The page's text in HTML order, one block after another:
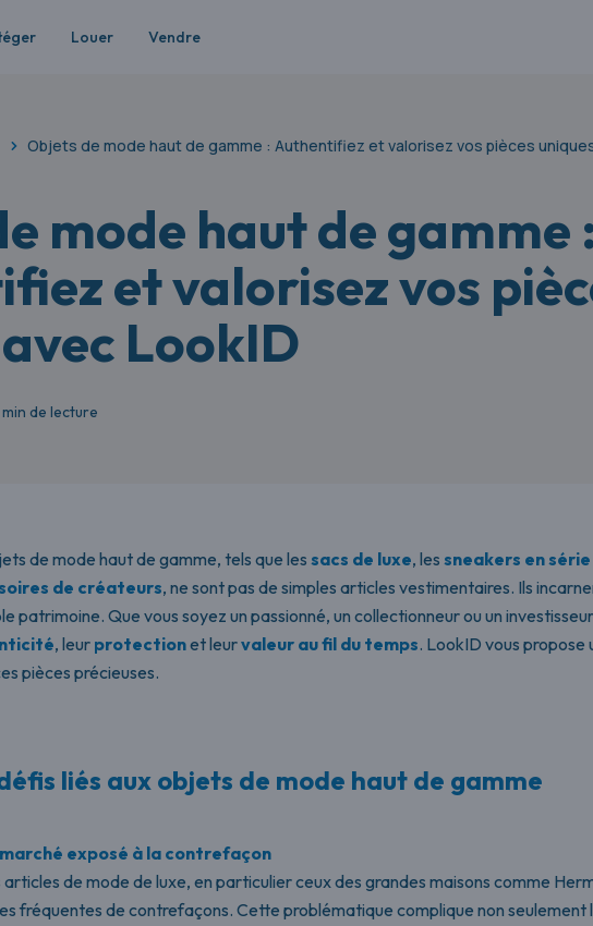
Louer Vendre
Objets de mode haut de gamme : Authentifiez et valorisez vos pièces
mode haut de gamme :
et valorisez vos
LookID
min de lecture
de mode haut de gamme, tels que lessacs de luxe, les sneakers en
de créateurs, ne sont pas de simples articles vestimentaires. Ils
patrimoine. Que vous soyez un passionné, un collectionneur ou un
, leur protectionet leurvaleur au fil du temps. LookID vous propose
pièces précieuses.
liés aux objets de mode haut de gamme
marché exposé à la contrefaçon
articles de mode de luxe, en particulier ceux des grandes maisons comme
fréquentes de contrefaçons. Cette problématique complique non seulement